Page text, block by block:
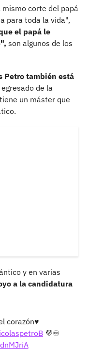
mismo corte del papá
para toda la vida",
el papá le
son algunos de los
Petro también está
de la
un máster que
y en varias
a la candidatura
corazón♥️
💜♾